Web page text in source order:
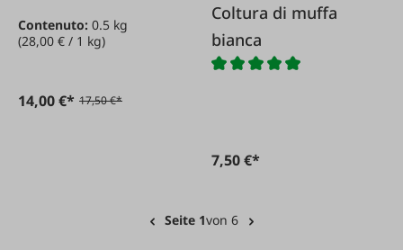
di cipolla e aglio
Contenuto: 0.5 kg
(28,00 € / 1 kg)
14,00 €* 17,50 €*
Coltura di muffa
bianca
7,50 €*
Seite 1von 6